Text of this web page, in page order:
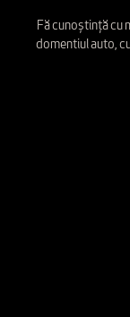
Fă cunoștință cu
domentiul auto,